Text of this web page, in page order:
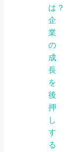
は？
企
業
の
成
長
を
後
押
し
す
る